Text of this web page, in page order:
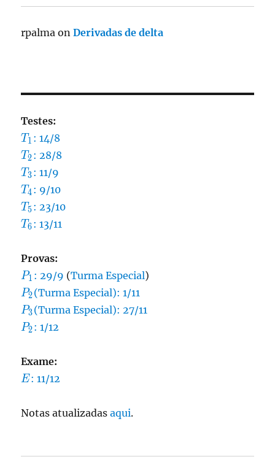
rpalma onDerivadas de delta
Testes:
T_1
T1 : 14/8
T_2
T2: 28/8
T_3
T3: 11/9
T_4
T4: 9/10
T_5
T5: 23/10
T_6
T6: 13/11
Provas:
P_1
P1 : 29/9 (Turma Especial)
P_2
P2(Turma Especial): 1/11
P_3
P3(Turma Especial): 27/11
P_2
P2: 1/12
Exame:
E
E: 11/12
Notas atualizadasaqui.